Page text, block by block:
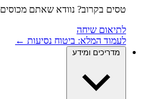
טסים בקרוב? נוודא שאתם מכוסים
לתיאום שיחה
לעמוד המלא: ביטוח נסיעות ←
מדריכים ומידע